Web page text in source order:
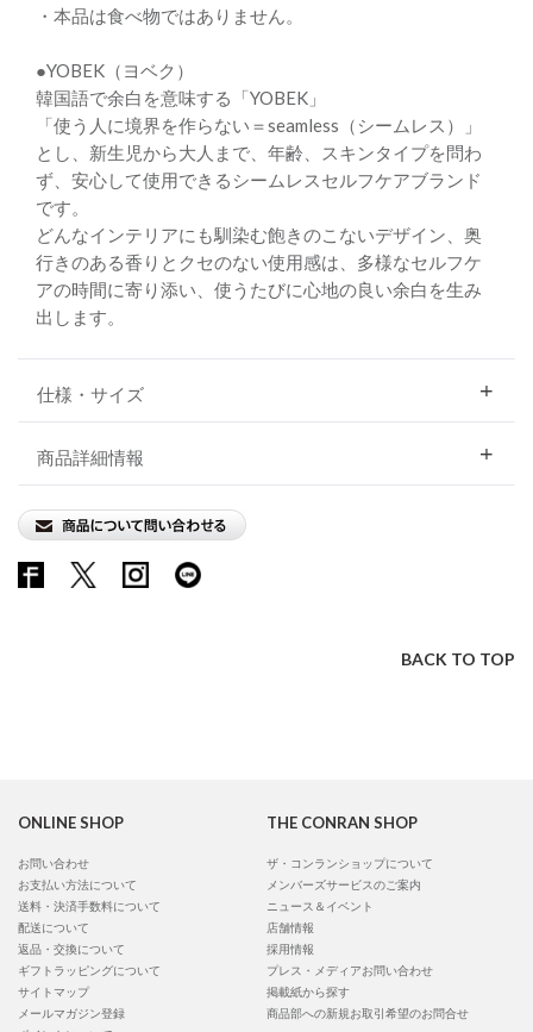
・本品は食べ物ではありません。
●YOBEK（ヨベク）
韓国語で余白を意味する「YOBEK」
「使う人に境界を作らない＝seamless（シームレス）」
とし、新生児から大人まで、年齢、スキンタイプを問わ
ず、安心して使用できるシームレスセルフケアブランド
です。
どんなインテリアにも馴染む飽きのこないデザイン、奥
行きのある香りとクセのない使用感は、多様なセルフケ
アの時間に寄り添い、使うたびに心地の良い余白を生み
出します。
仕様・サイズ
商品詳細情報
BACK TO TOP
ONLINE SHOP
お問い合わせ
お支払い方法について
送料・決済手数料について
配送について
返品・交換について
ギフトラッピングについて
サイトマップ
メールマガジン登録
THE CONRAN SHOP
ザ・コンランショップについて
メンバーズサービスのご案内
ニュース＆イベント
店舗情報
採用情報
プレス・メディアお問い合わせ
掲載紙から探す
商品部への新規お取引希望のお問合せ